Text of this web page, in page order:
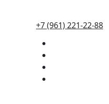
+7 (961) 221-22-88